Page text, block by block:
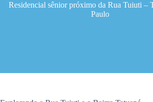
Residencial sênior próximo da Rua Tuiuti –
Paulo